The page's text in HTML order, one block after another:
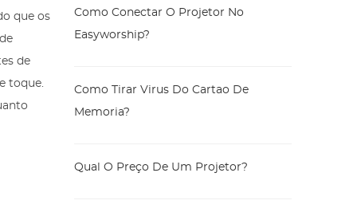
que os
de
toque.
Como Conectar O Projetor No
Easyworship?
Como Tirar Virus Do Cartao De
Memoria?
Qual O Preço De Um Projetor?